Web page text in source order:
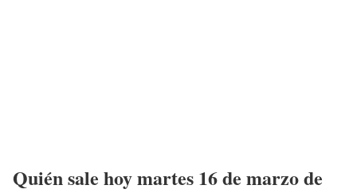
Quién sale hoy martes 16 de marzo de